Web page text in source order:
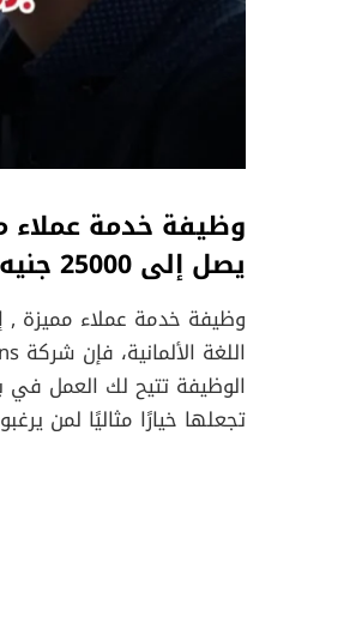
يصل إلى 25000 جنيه
وظيفة خدمة عملاء مميزة ,
تجعلها خيارًا مثاليًا لمن